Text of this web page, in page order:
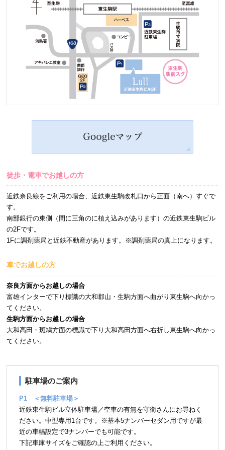
徒歩・電車でお越しの方
近鉄奈良線をご利用の場合、近鉄東生駒改札口から正面（南へ）すぐで
す。
南部銀行の東側（間に三角のに植え込みがあります）の近鉄東生駒ビル
の2Fです。
1Fに調剤薬局と近鉄不動産があります。※調剤薬局の真上になります。
車でお越しの方
奈良方面からお越しの場合
富雄インターで下り標識の大和郡山・生駒方面へ曲がり東生駒へ向かっ
てください。
生駒方面からお越しの場合
大和高田・斑鳩方面の標識で下り大和高田方面へ右折し東生駒へ向かっ
てください。
駐車場のご案内
P1 ＜無料駐車場＞
近鉄東生駒ビル立体駐車場／空車の有無を守衛さんにお尋ねく
ださい。中型専用1台です。※基本5ナンバーセダン用ですが最
近の車幅設定で3ナンバーでも可能です。
下記車庫サイズをご確認の上ご利用ください。